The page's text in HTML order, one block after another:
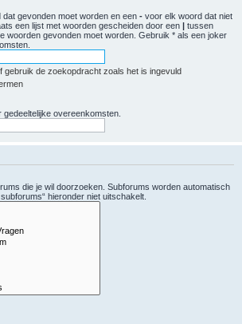
gevonden moet worden en een - voor elk woord dat niet
een lijst met woorden gescheiden door een | tussen
woorden gevonden moet worden. Gebruik * als een joker
gebruik de zoekopdracht zoals het is ingevuld
overeenkomsten.
die je wil doorzoeken. Subforums worden automatisch
hieronder niet uitschakelt.